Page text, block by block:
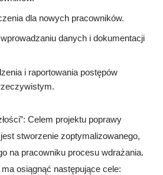
dla nowych pracowników.
danych i dokumentacji
i raportowania postępów
Celem projektu poprawy
stworzenie zoptymalizowanego,
na pracowniku procesu wdrażania.
ma osiągnąć następujące cele: